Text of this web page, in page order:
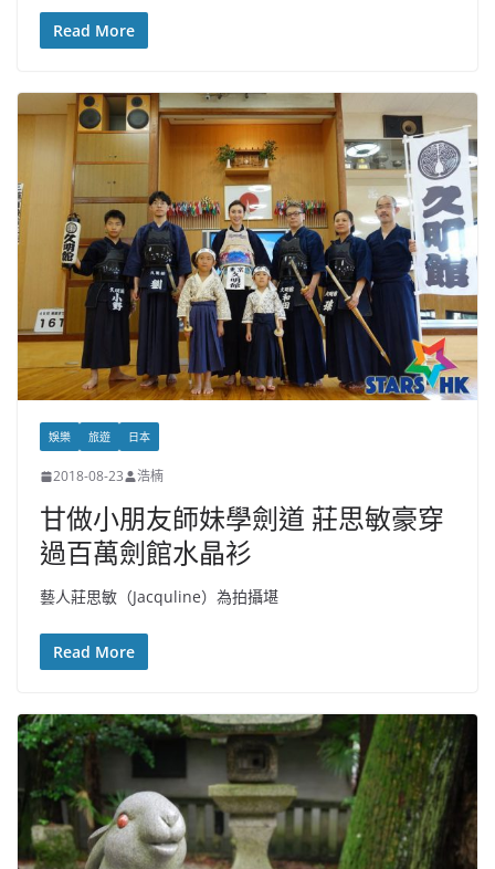
Read More
娛樂 旅遊 日本
2018-08-23 浩楠
甘做小朋友師妹學劍道 莊思敏豪穿
過百萬劍館水晶衫
藝人莊思敏（Jacquline）為拍攝堪
Read More